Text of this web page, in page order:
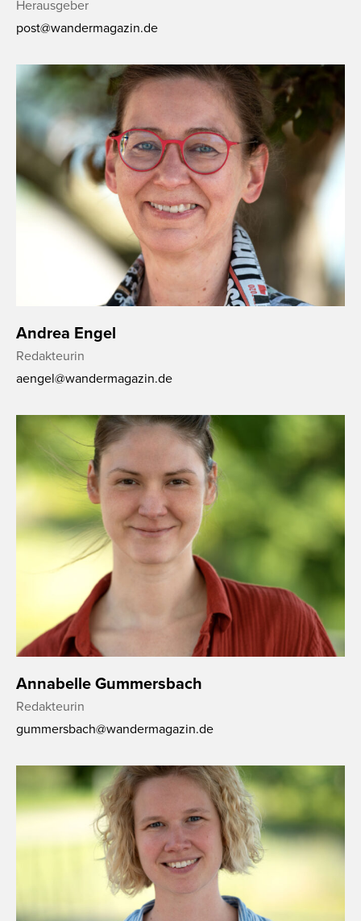
Herausgeber
post@wandermagazin.de
Andrea Engel
Redakteurin
aengel@wandermagazin.de
Annabelle Gummersbach
Redakteurin
gummersbach@wandermagazin.de